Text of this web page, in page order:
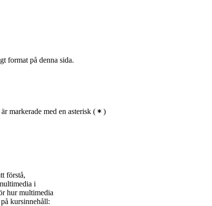
format på denna sida.
markerade med en asterisk ( )
förstå,
i
hur multimedia
kursinnehåll: